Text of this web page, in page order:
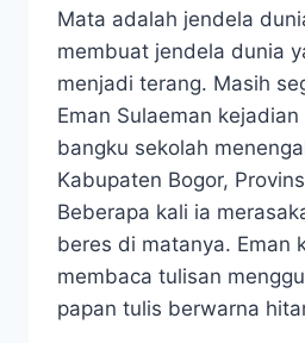
Mata adalah jendela
membuat jendela dunia
menjadi terang. Masih
Eman Sulaeman
bangku sekolah
Kabupaten Bogor,
Beberapa kali ia
beres di matanya. Eman
membaca tulisan
papan tulis berwarna